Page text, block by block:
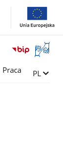
Otwórz
okno
Praca Zmień
PL